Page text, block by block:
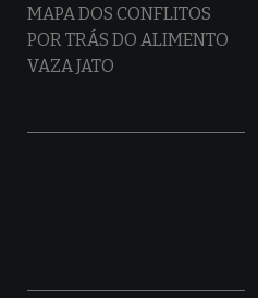
MAPA DOS CONFLITOS
POR TRÁS DO ALIMENTO
VAZA JATO